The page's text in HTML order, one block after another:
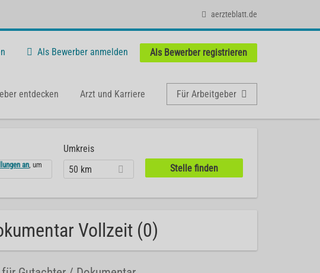
aerzteblatt.de
Als Bewerber anmelden Als Bewerber registrieren
entdecken Arzt und Karriere Für Arbeitgeber
an, um
Umkreis
50 km
Vollzeit (0)